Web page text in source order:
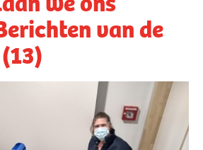
van de